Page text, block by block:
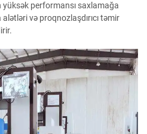
yüksək performansı saxlamağa
və proqnozlaşdırıcı təmir